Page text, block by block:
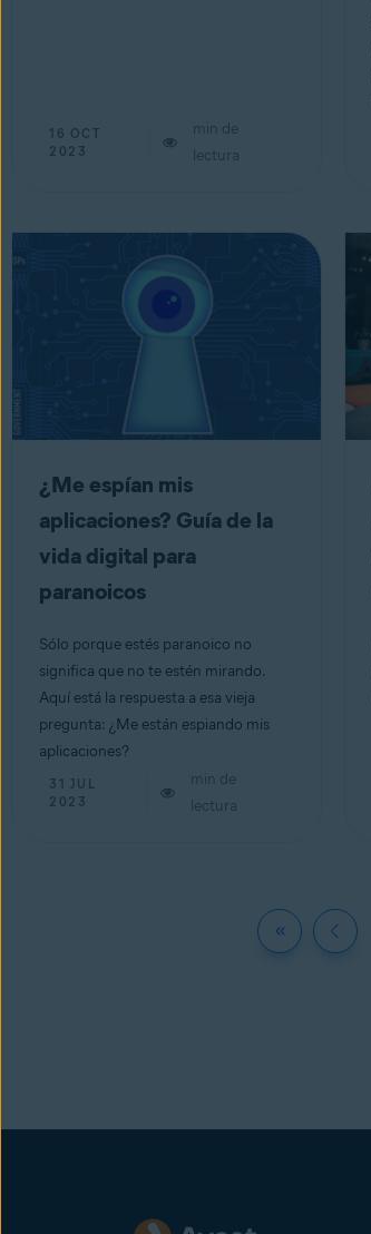
16 OCT
2023
min de
lectura
¿Me espían mis
aplicaciones? Guía de la
vida digital para
paranoicos
Sólo porque estés paranoico no
significa que no te estén mirando.
Aquí está la respuesta a esa vieja
pregunta: ¿Me están espiando mis
aplicaciones?
31 JUL
2023
min de
lectura